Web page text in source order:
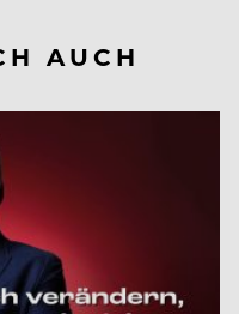
AUCH